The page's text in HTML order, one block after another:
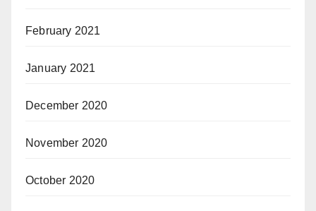
February 2021
January 2021
December 2020
November 2020
October 2020